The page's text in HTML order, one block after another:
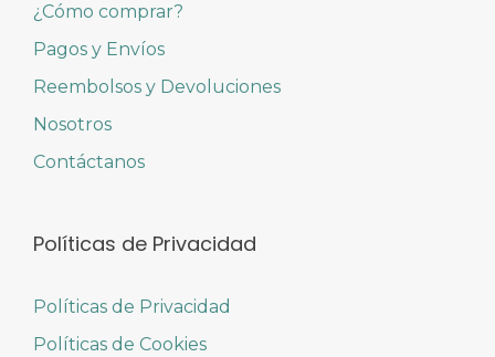
¿Cómo comprar?
Pagos y Envíos
Reembolsos y Devoluciones
Nosotros
Contáctanos
Políticas de Privacidad
Políticas de Privacidad
Políticas de Cookies